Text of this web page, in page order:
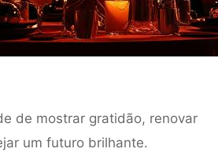
de mostrar gratidão, renovar
um futuro brilhante.